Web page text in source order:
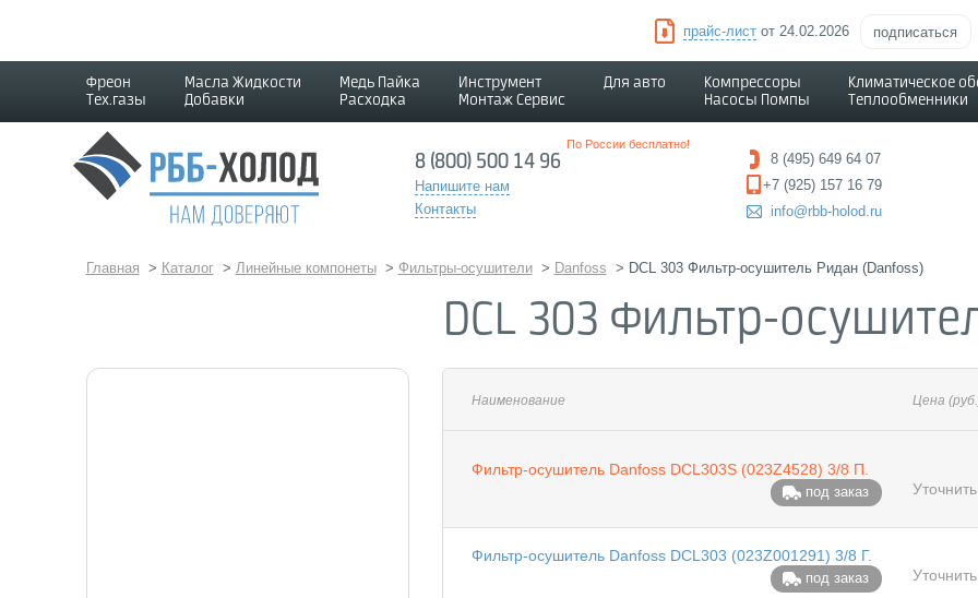
прайс-листот 24.02.2026 подписаться
Фреон
Тех.газы
Масла Жидкости
Добавки
Медь Пайка
Расходка
Инструмент
Монтаж Сервис
Для авто
Компрессоры
Насосы Помпы
Климатическое
Теплообменники
8 (800) 500 14 96
По России бесплатно!
Напишите нам
Контакты
8 (495) 649 64 07
+7 (925) 157 16 79
info@rbb-holod.ru
Главная > Каталог > Линейные компонеты > Фильтры-осушители > Danfoss > DCL 303 Фильтр-осушитель Ридан (Danfoss)
DCL 303 Фильтр-
Наименование Цена
Фильтр-осушитель Danfoss DCL303S (023Z4528) 3/8 П.
под заказ Уточнить
Фильтр-осушитель Danfoss DCL303 (023Z001291) 3/8 Г.
под заказ Уточнить